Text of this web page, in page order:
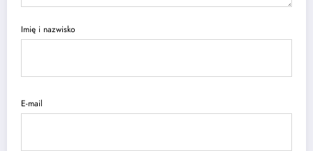
Imię i nazwisko
E-mail